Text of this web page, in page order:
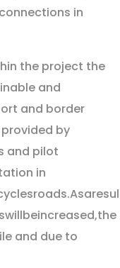
in
the project the
and
and border
by
and pilot
in
and due to